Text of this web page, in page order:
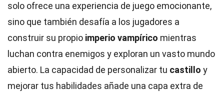
solo ofrece una experiencia de juego emocionante,
sino que también desafía a los jugadores a
construir su propio imperio vampírico mientras
luchan contra enemigos y exploran un vasto mundo
abierto. La capacidad de personalizar tu castillo y
mejorar tus habilidades añade una capa extra de